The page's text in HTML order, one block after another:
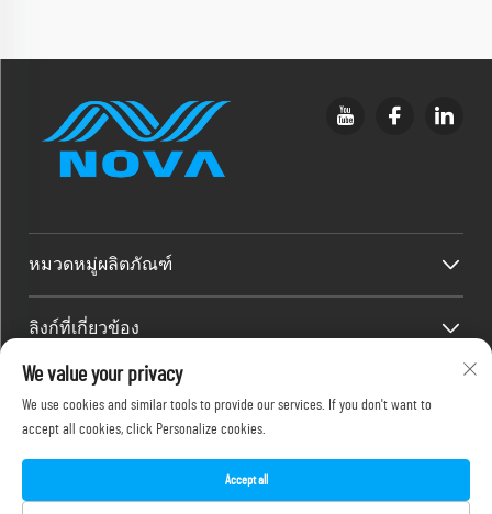
หมวดหมู่ผลิตภัณฑ์
ลิงก์ที่เกี่ยวข้อง
Office add : ชั้น 2F, 486-2 ถนนจินหยวนซี 2 แขวงจีเหมย เมืองเซียะ
เหมิน
โทรศัพท์:+86-18150386505
We value your privacy
We use cookies and similar tools to provide our services. If you don't want to
accept all cookies, click Personalize cookies.
Accept all